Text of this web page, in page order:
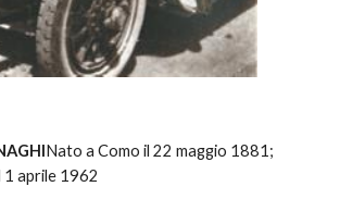
Nato a Como il 22 maggio 1881;
aprile 1962